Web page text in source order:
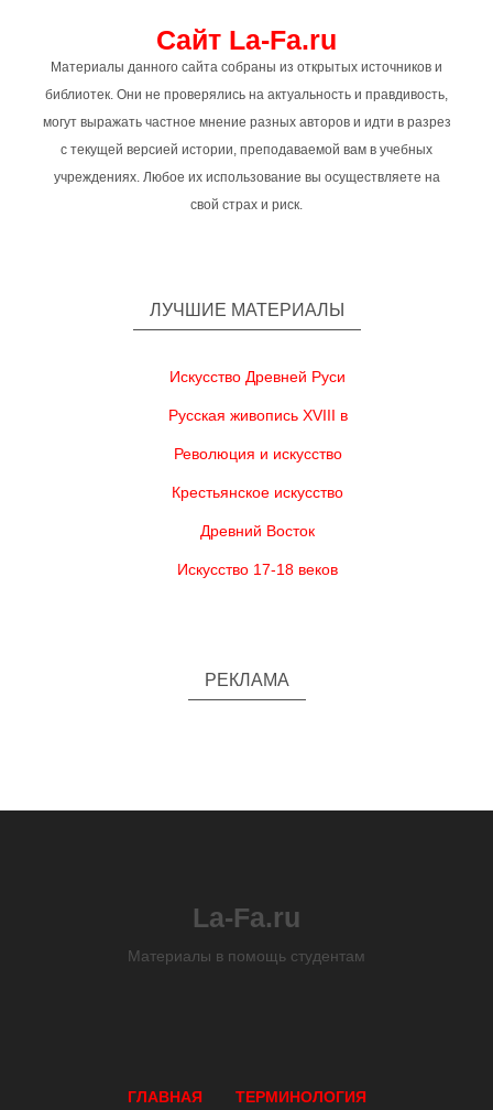
Сайт La-Fa.ru
Материалы данного сайта собраны из открытых источников и
библиотек. Они не проверялись на актуальность и правдивость,
могут выражать частное мнение разных авторов и идти в разрез
с текущей версией истории, преподаваемой вам в учебных
учреждениях. Любое их использование вы осуществляете на
свой страх и риск.
ЛУЧШИЕ МАТЕРИАЛЫ
Искусство Древней Руси
Русская живопись XVIII в
Революция и искусство
Крестьянское искусство
Древний Восток
Искусство 17-18 веков
РЕКЛАМА
La-Fa.ru
Материалы в помощь студентам
ГЛАВНАЯ ТЕРМИНОЛОГИЯ